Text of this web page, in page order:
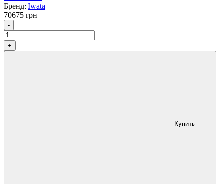
Бренд: Iwata
70675 грн
- Количество
+
Купить